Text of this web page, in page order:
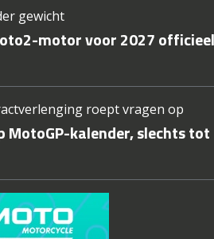
gewicht
motor voor 2027
roept vragen op
kalender, slechts